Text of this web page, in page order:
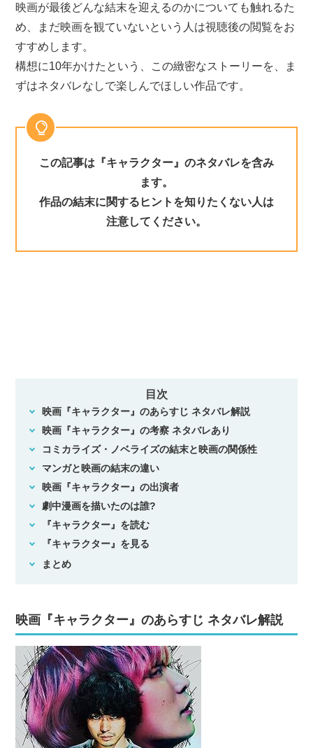
映画が最後どんな結末を迎えるのかについても触れるた
め、まだ映画を観ていないという人は視聴後の閲覧をお
すすめします。
構想に10年かけたという、この緻密なストーリーを、ま
ずはネタバレなしで楽しんでほしい作品です。
この記事は『キャラクター』のネタバレを含み
ます。
作品の結末に関するヒントを知りたくない人は
注意してください。
目次
映画『キャラクター』のあらすじ ネタバレ解説
映画『キャラクター』の考察 ネタバレあり
コミカライズ・ノベライズの結末と映画の関係性
マンガと映画の結末の違い
映画『キャラクター』の出演者
劇中漫画を描いたのは誰?
『キャラクター』を読む
『キャラクター』を見る
まとめ
映画『キャラクター』のあらすじ ネタバレ解説